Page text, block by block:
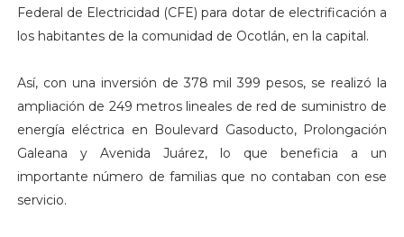
Federal de Electricidad (CFE) para dotar de electrificación a
los habitantes de la comunidad de Ocotlán, en la capital.
Así, con una inversión de 378 mil 399 pesos, se realizó la
ampliación de 249 metros lineales de red de suministro de
energía eléctrica en Boulevard Gasoducto, Prolongación
Galeana y Avenida Juárez, lo que beneficia a un
importante número de familias que no contaban con ese
servicio.